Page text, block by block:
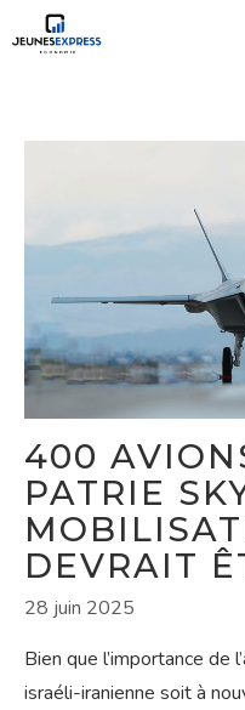
au
400
PATRIE
DEVRAIT
28 juin 2025
Bien que l’importance de
israéli-iranienne soit à